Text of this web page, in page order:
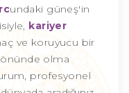
undaki güneş'in
kariyer
ve koruyucu bir
olma
profesyonel